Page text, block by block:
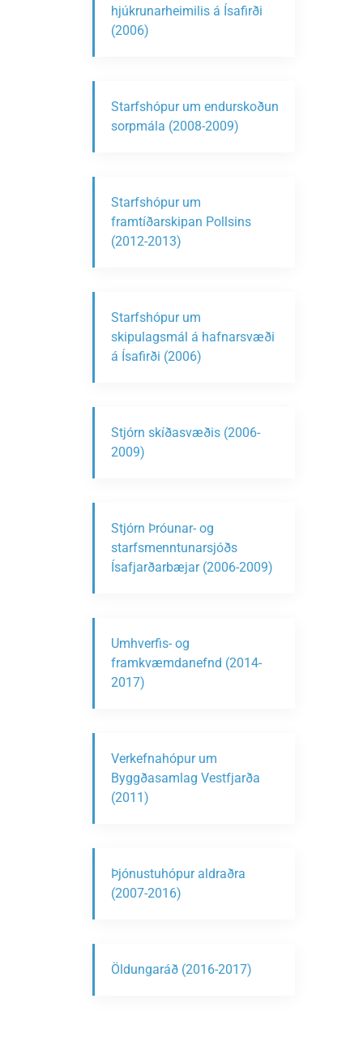
hjúkrunarheimilis á Ísafirði
(2006)
Starfshópur um endurskoðun
sorpmála (2008-2009)
Starfshópur um
framtíðarskipan Pollsins
(2012-2013)
Starfshópur um
skipulagsmál á hafnarsvæði
á Ísafirði (2006)
Stjórn skíðasvæðis (2006-
2009)
Stjórn Þróunar- og
starfsmenntunarsjóðs
Ísafjarðarbæjar (2006-2009)
Umhverfis- og
framkvæmdanefnd (2014-
2017)
Verkefnahópur um
Byggðasamlag Vestfjarða
(2011)
Þjónustuhópur aldraðra
(2007-2016)
Öldungaráð (2016-2017)